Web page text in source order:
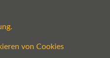
von Cookies